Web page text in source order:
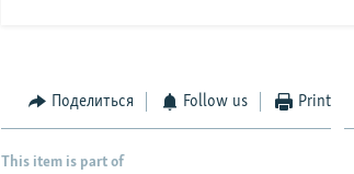
Поделиться Follow us Print
This item is part of